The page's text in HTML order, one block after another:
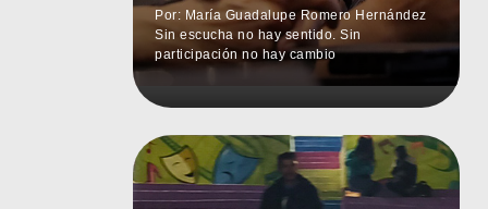
Por: María Guadalupe Romero Hernández
Sin escucha no hay sentido. Sin
participación no hay cambio